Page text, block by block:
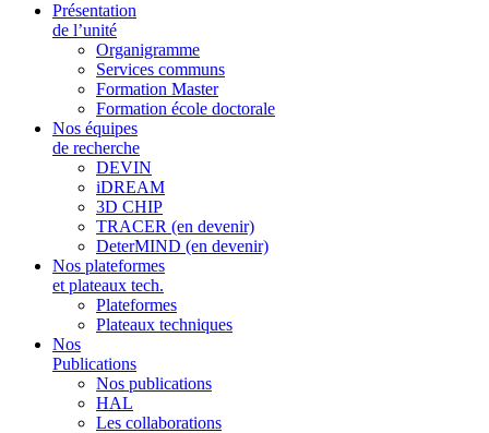
Présentation
de l’unité
Organigramme
Services communs
Formation Master
Formation école doctorale
Nos équipes
de recherche
DEVIN
iDREAM
3D CHIP
TRACER (en devenir)
DeterMIND (en devenir)
Nos plateformes
et plateaux tech.
Plateformes
Plateaux techniques
Nos
Publications
Nos publications
HAL
Les collaborations